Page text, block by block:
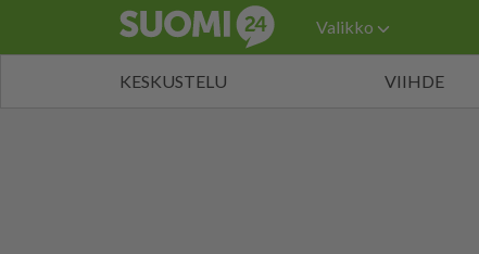
Valikko
KESKUSTELU VIIHDE